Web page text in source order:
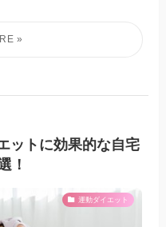
ットに効果的な自宅
！
運動ダイエット